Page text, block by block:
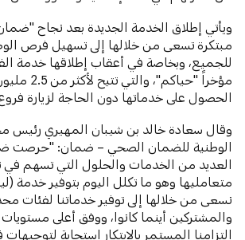
ويأتي إطلاق الخدمة الجديدة بعد نجاح
مبتكرة تسعى من خلالها إلى تسهيل فرص
للجميع، وبخاصة في أعقاب إطلاقها خدمة
مؤخراً "حياكم"،
الحصول على خدماتها دون الحاجة لزيارة
وقال سعادة خالد بن شيبان المهيري رئيس
الوطنية للضمان الصحي – ضمان: "حرصت
العديد من الخدمات والحلول التي تسهم في
متعامليها وهو ما تكلل اليوم بتوفير خدمة
نسعى من خلالها إلى توفير خدماتنا لفئات
والمشتركين أينما كانوا، ووفق أعلى مستويات
التزامنا المستمر بالابتكار استجابة لتوجيهات